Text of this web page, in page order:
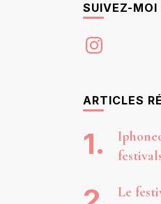
SUIVEZ-MOI
Instagram
ARTICLES
Le